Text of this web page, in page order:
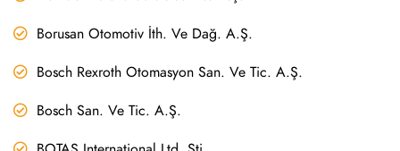
Borusan Otomotiv İth. Ve Dağ. A.Ş.
Bosch Rexroth Otomasyon San. Ve Tic. A.Ş.
Bosch San. Ve Tic. A.Ş.